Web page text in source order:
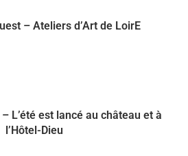
– Ateliers d’Art de LoirE
L’été est lancé au château et à
l’Hôtel-Dieu